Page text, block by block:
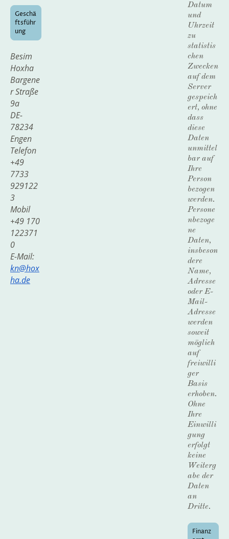
Geschä
ftsführ
ung
Besim
Hoxha
Bargene
r Straße
9a
DE-
78234
Engen
Telefon
+49
7733
929122
3
Mobil
+49 170
122371
0
E-Mail:
kn@hox
ha.de
Datum
und
Uhrzeit
zu
statistis
chen
Zwecken
auf dem
Server
gespeich
ert, ohne
dass
diese
Daten
unmittel
bar auf
Ihre
Person
bezogen
werden.
Persone
nbezoge
ne
Daten,
insbeson
dere
Name,
Adresse
oder E-
Mail-
Adresse
werden
soweit
möglich
auf
freiwilli
ger
Basis
erhoben.
Ohne
Ihre
Einwilli
gung
erfolgt
keine
Weiterg
abe der
Daten
an
Dritte.
Finanz